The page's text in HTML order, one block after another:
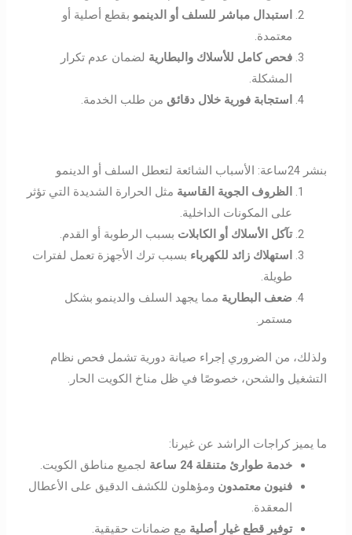
استبدال مباشر للسلف أو الدينمو بقطع أصلية أو
معتمدة.
فحص كامل للأسلاك والبطارية لضمان عدم تكرار
المشكلة.
استجابة فورية خلال دقائق من طلب الخدمة.
بنشر 24ساعة: الأسباب الشائعة لتعطل السلف أو الدينمو
الظروف الجوية القاسية مثل الحرارة الشديدة التي تؤثر
على المكونات الداخلية.
تآكل الأسلاك أو الكابلات بسبب الرطوبة أو القدم.
استهلاك زائد للكهرباء بسبب ترك الأجهزة تعمل لفترات
طويلة.
ضعف البطارية مما يجهد السلف والدينمو بشكل
مستمر.
ولذلك، من الضروري إجراء صيانة دورية تشمل فحص نظام
التشغيل والشحن، خصوصًا في ظل مناخ الكويت الحار.
ما يميز كراجات الراشد عن غيرنا:
خدمة طوارئ متنقلة 24 ساعة
لجميع مناطق الكويت.
فنيون معتمدون ومؤهلون للكشف الدقيق على الأعطال
المعقدة.
توفير قطع غيار أصلية مع ضمانات حقيقية.